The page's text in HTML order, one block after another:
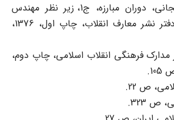
2- هاشمی رفسنجانی، دوران مبارزه، ج1، زیر نظر مهندس
محسن رفسنجانی، دفتر نشر معارف انقلاب، چاپ اول، 1376،
مدارک فرهنگی انقلاب اسلامی، چاپ دوم،